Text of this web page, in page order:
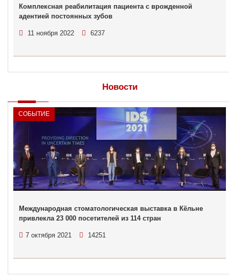
Комплексная реабилитация пациента с врожденной
адентией постоянных зубов
11 ноября 2022 6237
Новости
СОБЫТИЕ
Международная стоматологическая выставка в Кёльне
привлекла 23 000 посетителей из 114 стран
7 октября 2021 14251